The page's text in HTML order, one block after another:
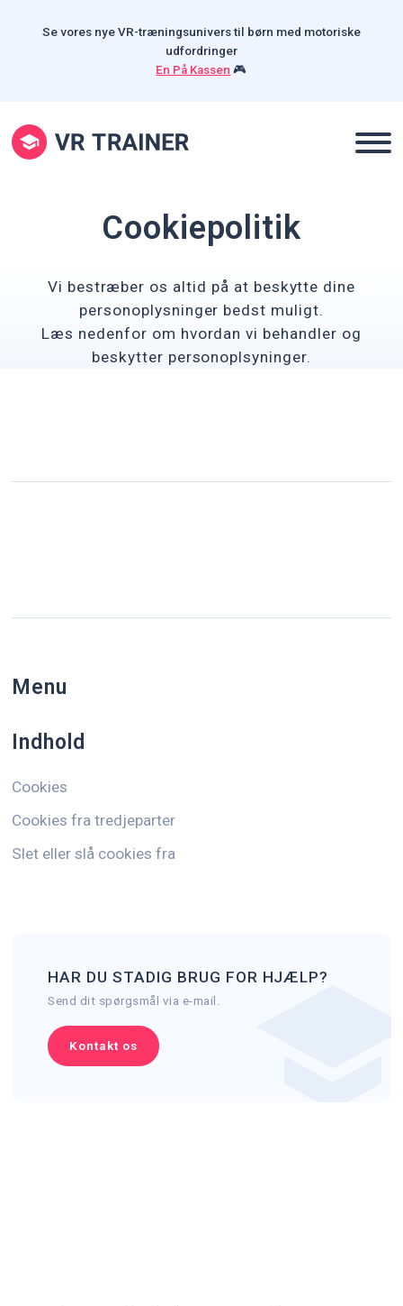
Se vores nye VR-træningsunivers til børn med motoriske
udfordringer
En På Kassen 🎮
Cookiepolitik
Vi bestræber os altid på at beskytte dine
personoplysninger bedst muligt.
Læs nedenfor om hvordan vi behandler og
beskytter personoplsyninger.
Menu
Indhold
Cookies
Cookies fra tredjeparter
Slet eller slå cookies fra
HAR DU STADIG BRUG FOR HJÆLP?
Send dit spørgsmål via e-mail.
Kontakt os